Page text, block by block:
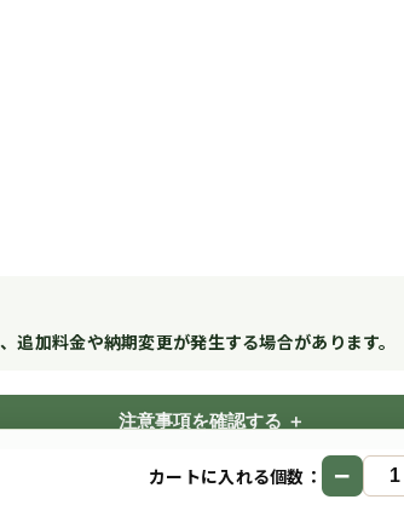
カートに入れる個数： −
追加料金や納期変更が発生する場合があります。
注意事項を確認する